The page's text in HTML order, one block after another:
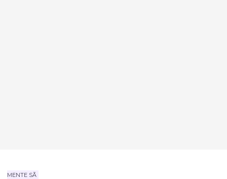
MENTE SÃ